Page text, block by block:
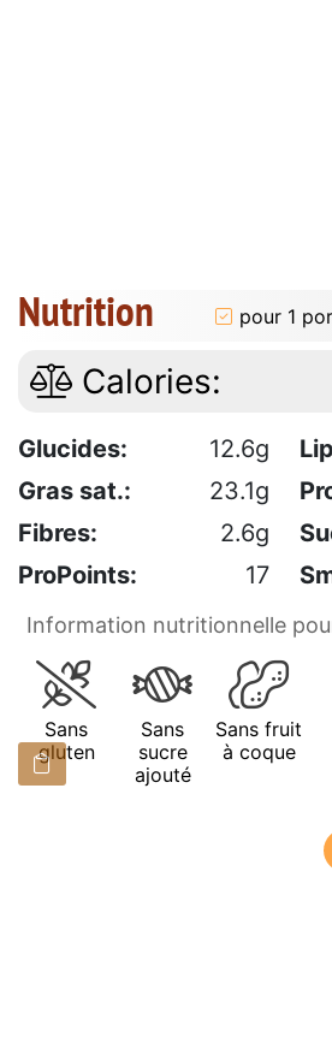
Nutrition pour 1
Calories:
Glucides: 12.6g
Gras sat.:
23.1g
Fibres:
2.6g
ProPoints:
17
Information nutritionnelle
Sans
gluten
Sans
sucre
ajouté
Sans fruit
à coque